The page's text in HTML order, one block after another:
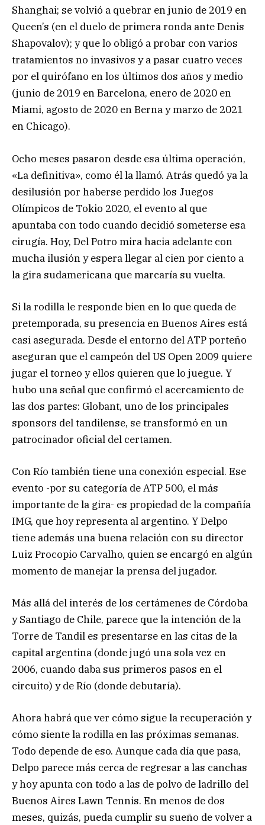
Shanghai; se volvió a quebrar en junio de 2019 en
Queen’s (en el duelo de primera ronda ante Denis
Shapovalov); y que lo obligó a probar con varios
tratamientos no invasivos y a pasar cuatro veces
por el quirófano en los últimos dos años y medio
(junio de 2019 en Barcelona, enero de 2020 en
Miami, agosto de 2020 en Berna y marzo de 2021
en Chicago).
Ocho meses pasaron desde esa última operación,
«La definitiva», como él la llamó. Atrás quedó ya la
desilusión por haberse perdido los Juegos
Olímpicos de Tokio 2020, el evento al que
apuntaba con todo cuando decidió someterse esa
cirugía. Hoy, Del Potro mira hacia adelante con
mucha ilusión y espera llegar al cien por ciento a
la gira sudamericana que marcaría su vuelta.
Si la rodilla le responde bien en lo que queda de
pretemporada, su presencia en Buenos Aires está
casi asegurada. Desde el entorno del ATP porteño
aseguran que el campeón del US Open 2009 quiere
jugar el torneo y ellos quieren que lo juegue. Y
hubo una señal que confirmó el acercamiento de
las dos partes: Globant, uno de los principales
sponsors del tandilense, se transformó en un
patrocinador oficial del certamen.
Con Río también tiene una conexión especial. Ese
evento -por su categoría de ATP 500, el más
importante de la gira- es propiedad de la compañía
IMG, que hoy representa al argentino. Y Delpo
tiene además una buena relación con su director
Luiz Procopio Carvalho, quien se encargó en algún
momento de manejar la prensa del jugador.
Más allá del interés de los certámenes de Córdoba
y Santiago de Chile, parece que la intención de la
Torre de Tandil es presentarse en las citas de la
capital argentina (donde jugó una sola vez en
2006, cuando daba sus primeros pasos en el
circuito) y de Río (donde debutaría).
Ahora habrá que ver cómo sigue la recuperación y
cómo siente la rodilla en las próximas semanas.
Todo depende de eso. Aunque cada día que pasa,
Delpo parece más cerca de regresar a las canchas
y hoy apunta con todo a las de polvo de ladrillo del
Buenos Aires Lawn Tennis. En menos de dos
meses, quizás, pueda cumplir su sueño de volver a